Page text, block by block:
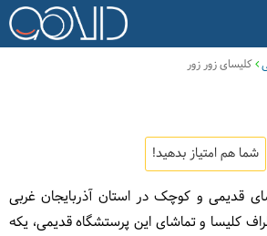
کلیسای زور زور
شما هم امتیاز بدهید!
قدیمی و کوچک در استان آذربایجان غربی
کلیسا و تماشای این پرستشگاه قدیمی، یکه